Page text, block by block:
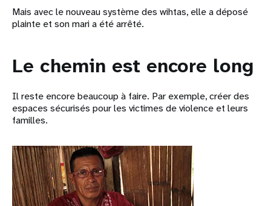
Mais avec le nouveau système des wihtas, elle a déposé
plainte et son mari a été arrêté.
Le chemin est encore long
Il reste encore beaucoup à faire. Par exemple, créer des
espaces sécurisés pour les victimes de violence et leurs
familles.